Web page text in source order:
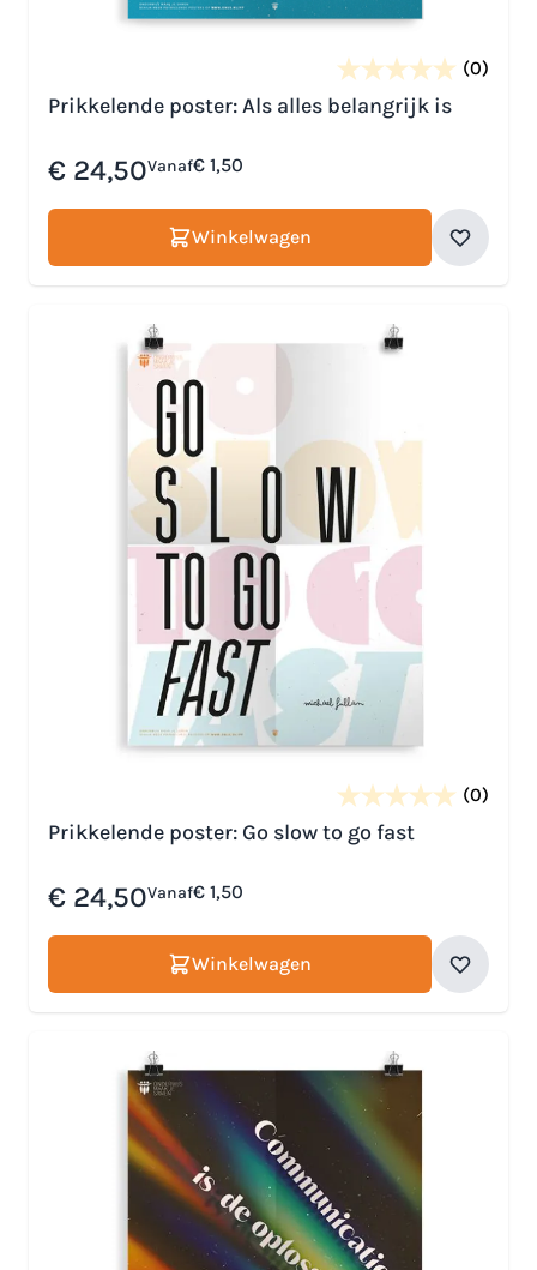
(0)
Prikkelende poster: Als alles belangrijk is
€ 24,50Vanaf€ 1,50
Winkelwagen
(0)
Prikkelende poster: Go slow to go fast
€ 24,50Vanaf€ 1,50
Winkelwagen